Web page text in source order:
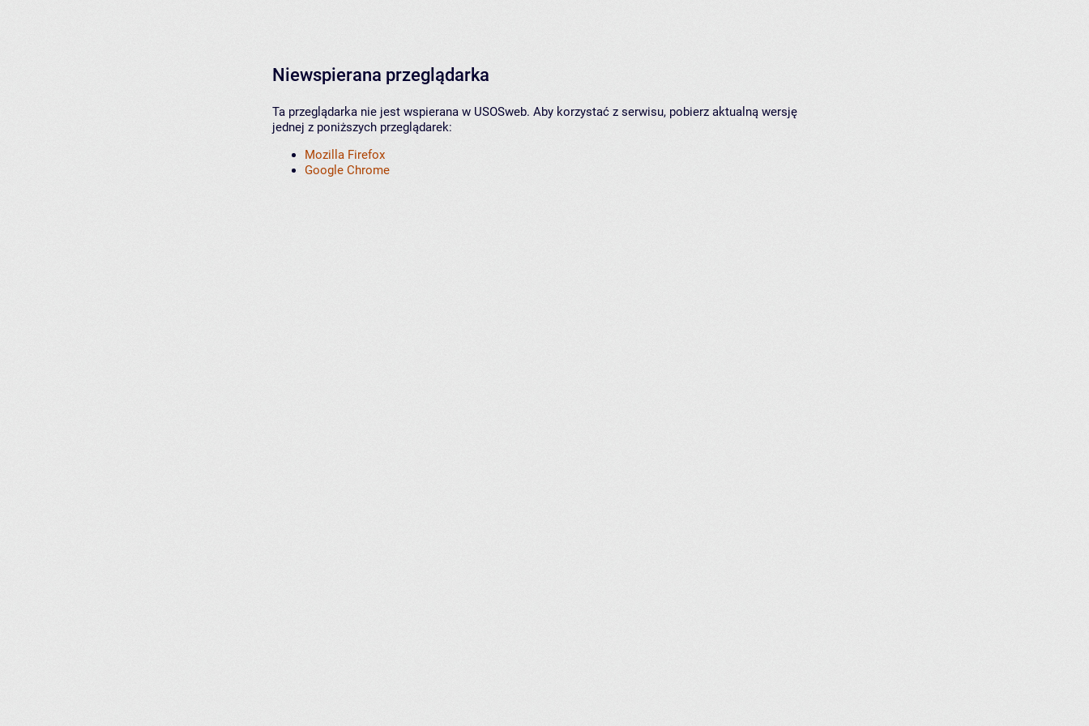
Niewspierana przeglądarka
Ta przeglądarka nie jest wspierana w USOSweb. Aby korzystać z serwisu, pobierz aktualną wersję
jednej z poniższych przeglądarek:
Mozilla Firefox
Google Chrome